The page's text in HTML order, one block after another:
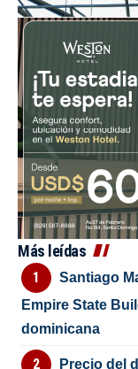
Más leídas
Santiago
Empire State
dominicana
Precio del